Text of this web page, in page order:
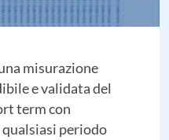
misurazione
e validata del
term con
periodo